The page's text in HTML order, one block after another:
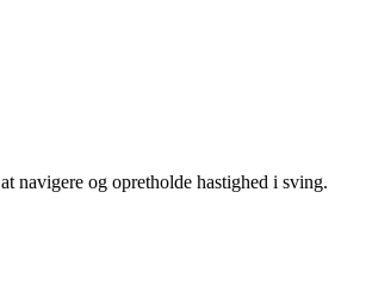
navigere og opretholde hastighed i sving.